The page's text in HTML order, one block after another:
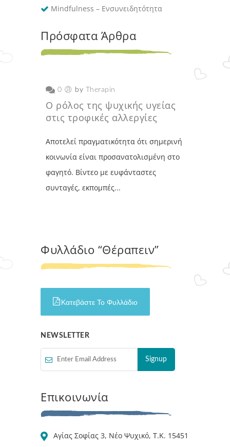
Mindfulness – Ενσυνειδητότητα
Πρόσφατα Άρθρα
0 by Therapin
Ο ρόλος της ψυχικής υγείας
στις τροφικές αλλεργίες
Αποτελεί πραγματικότητα ότι σημερινή
κοινωνία είναι προσανατολισμένη στο
φαγητό. Βίντεο με ευφάνταστες
συνταγές, εκπομπές...
Φυλλάδιο “Θέραπειν”
Κατεβάστε Το Φυλλάδιο
NEWSLETTER
Επικοινωνία
Αγίας Σοφίας 3, Νέο Ψυχικό, Τ.Κ. 15451